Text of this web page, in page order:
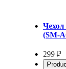
Чехол
(SM-
299 ₽